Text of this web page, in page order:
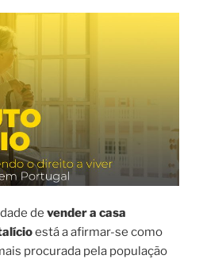
de vender a casa
está a afirmar-se como
procurada pela população